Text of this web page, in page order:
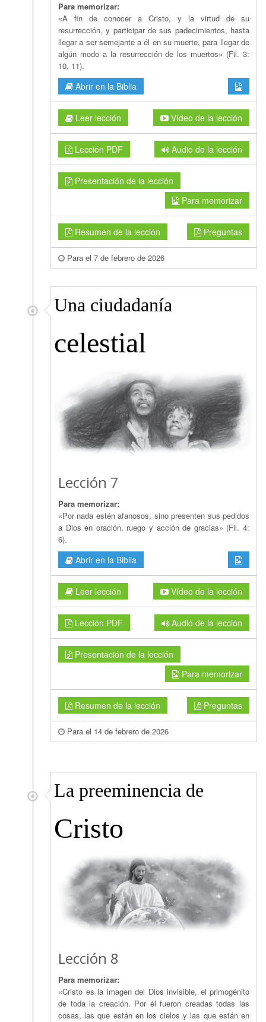
Para memorizar:
«A fin de conocer a Cristo, y la virtud de su
resurrección, y participar de sus padecimientos, hasta
llegar a ser semejante a él en su muerte, para llegar de
algún modo a la resurrección de los muertos» (Fil. 3:
10, 11).
Abrir en la Biblia
Leer lección Vídeo de la lección
Lección PDF Audio de la lección
Presentación de la lección
Para memorizar
Resumen de la lección Preguntas
Para el 7 de febrero de 2026
Una ciudadanía
celestial
Lección 7
Para memorizar:
«Por nada estén afanosos, sino presenten sus pedidos
a Dios en oración, ruego y acción de gracias» (Fil. 4:
6).
Abrir en la Biblia
Leer lección Vídeo de la lección
Lección PDF Audio de la lección
Presentación de la lección
Para memorizar
Resumen de la lección Preguntas
Para el 14 de febrero de 2026
La preeminencia de
Cristo
Lección 8
Para memorizar:
«Cristo es la imagen del Dios invisible, el primogénito
de toda la creación. Por él fueron creadas todas las
cosas, las que están en los cielos y las que están en